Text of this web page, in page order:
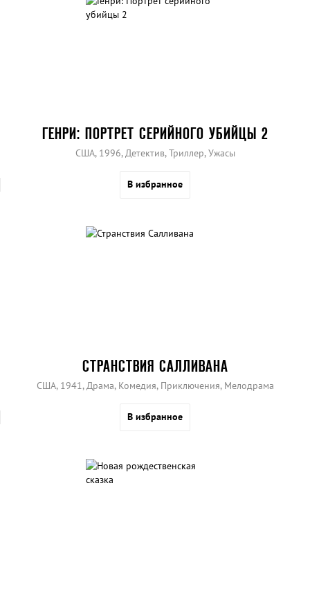
ГЕНРИ: ПОРТРЕТ СЕРИЙНОГО УБИЙЦЫ 2
США, 1996, Детектив, Триллер, Ужасы
В избранное
СТРАНСТВИЯ САЛЛИВАНА
США, 1941, Драма, Комедия, Приключения, Мелодрама
В избранное